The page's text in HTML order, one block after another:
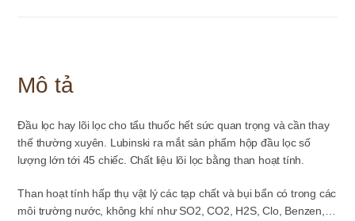
lượng
Mô tả
Đầu lọc hay lõi lọc cho tẩu thuốc hết sức quan trọng và cần thay
thế thường xuyên. Lubinski ra mắt sản phẩm hộp đầu lọc số
lượng lớn tới 45 chiếc. Chất liệu lõi lọc bằng than hoạt tính.
Than hoạt tính hấp thụ vật lý các tạp chất và bụi bẩn có trong các
môi trường nước, không khí như SO2, CO2, H2S, Clo, Benzen,…